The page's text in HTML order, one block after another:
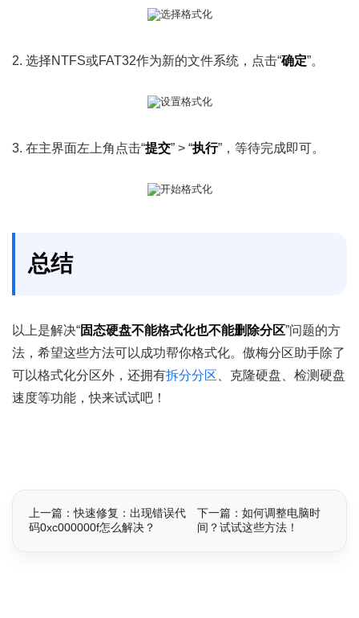
2. 选择NTFS或FAT32作为新的文件系统，点击“确定”。
3. 在主界面左上角点击“提交” > “执行”，等待完成即可。
总结
以上是解决“固态硬盘不能格式化也不能删除分区”问题的方
法，希望这些方法可以成功帮你格式化。傲梅分区助手除了
可以格式化分区外，还拥有拆分分区 、克隆硬盘、检测硬盘
速度等功能，快来试试吧！
上一篇：快速修复：出现错误代
码0xc000000f怎么解决？
下一篇：如何调整电脑时
间？试试这些方法！